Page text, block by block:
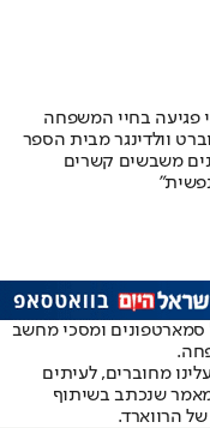
פגיעה בחיי המשפחה
וולדינגר מבית הספר
משבשים קשרים
סמארטפונים ומסכי מחשב
מחוברים, לעיתים
שנכתב בשיתוף
הרווארד.